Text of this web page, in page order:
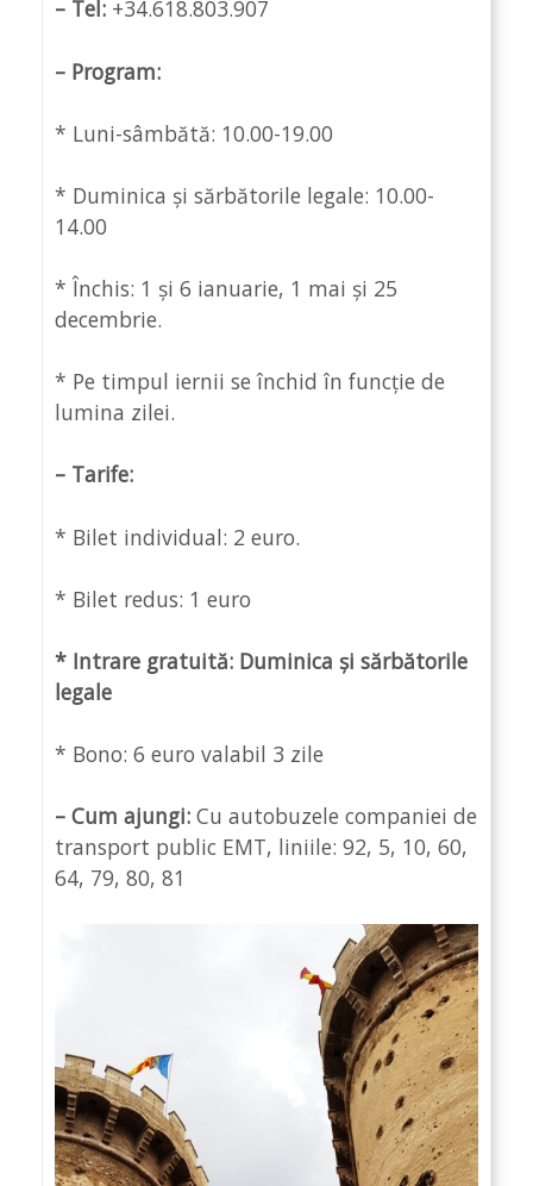
– Tel: +34.618.803.907
– Program:
* Luni-sâmbătă: 10.00-19.00
* Duminica și sărbătorile legale: 10.00-
14.00
* Închis: 1 și 6 ianuarie, 1 mai și 25
decembrie.
* Pe timpul iernii se închid în funcție de
lumina zilei.
– Tarife:
* Bilet individual: 2 euro.
* Bilet redus: 1 euro
* Intrare gratuită: Duminica și sărbătorile
legale
* Bono: 6 euro valabil 3 zile
– Cum ajungi: Cu autobuzele companiei de
transport public EMT, liniile: 92, 5, 10, 60,
64, 79, 80, 81